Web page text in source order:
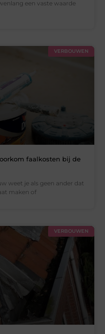
een vaste waarde
VERBOUWEN
faalkosten bij de
weet je als geen ander dat
maken of
VERBOUWEN